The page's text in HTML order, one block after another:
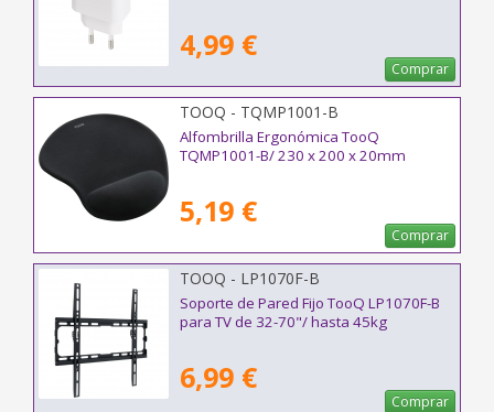
4,99 €
Comprar
TOOQ - TQMP1001-B
Alfombrilla Ergonómica TooQ
TQMP1001-B/ 230 x 200 x 20mm
5,19 €
Comprar
TOOQ - LP1070F-B
Soporte de Pared Fijo TooQ LP1070F-B
para TV de 32-70"/ hasta 45kg
6,99 €
Comprar